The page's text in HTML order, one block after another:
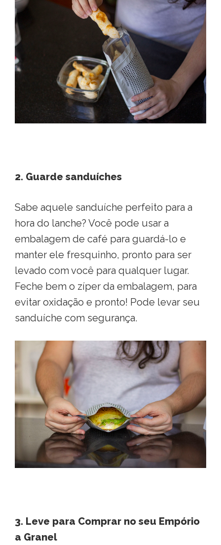
2. Guarde sanduíches
Sabe aquele sanduíche perfeito para a
hora do lanche? Você pode usar a
embalagem de café para guardá-lo e
manter ele fresquinho, pronto para ser
levado com você para qualquer lugar.
Feche bem o zíper da embalagem, para
evitar oxidação e pronto! Pode levar seu
sanduíche com segurança.
3. Leve para Comprar no seu Empório
a Granel